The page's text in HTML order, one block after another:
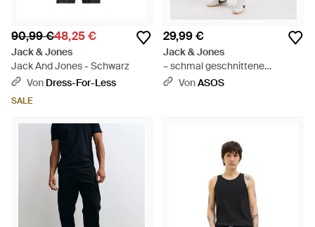
90,99 €48,25 €
Jack & Jones
Jack And Jones - Schwarz
Von Dress-For-Less
SALE
29,99 €
Jack & Jones
– schmal geschnittene
jogginghose - Schwarz
VonASOS